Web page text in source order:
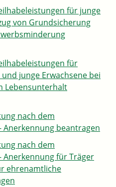
für junge
von Grundsicherung
für
junge Erwachsene bei
Lebensunterhalt
nach dem
Anerkennung beantragen
nach dem
Anerkennung für Träger
ehrenamtliche